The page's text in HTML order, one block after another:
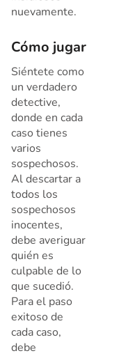
nuevamente.
Cómo jugar
Siéntete como
un verdadero
detective,
donde en cada
caso tienes
varios
sospechosos.
Al descartar a
todos los
sospechosos
inocentes,
debe averiguar
quién es
culpable de lo
que sucedió.
Para el paso
exitoso de
cada caso,
debe